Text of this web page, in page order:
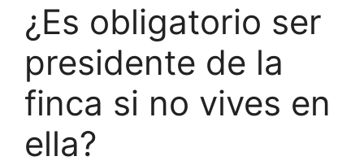
¿Es obligatorio ser
presidente de la
finca si no vives en
ella?